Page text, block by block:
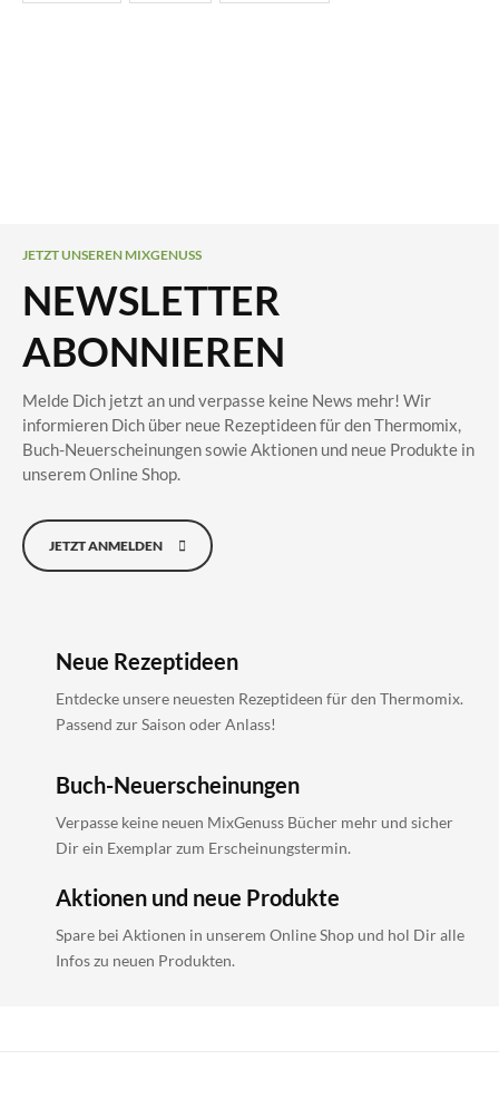
JETZT UNSEREN MIXGENUSS
NEWSLETTER
ABONNIEREN
Melde Dich jetzt an und verpasse keine News mehr! Wir
informieren Dich über neue Rezeptideen für den Thermomix,
Buch-Neuerscheinungen sowie Aktionen und neue Produkte in
unserem Online Shop.
JETZT ANMELDEN
Neue Rezeptideen
Entdecke unsere neuesten Rezeptideen für den Thermomix.
Passend zur Saison oder Anlass!
Buch-Neuerscheinungen
Verpasse keine neuen MixGenuss Bücher mehr und sicher
Dir ein Exemplar zum Erscheinungstermin.
Aktionen und neue Produkte
Spare bei Aktionen in unserem Online Shop und hol Dir alle
Infos zu neuen Produkten.